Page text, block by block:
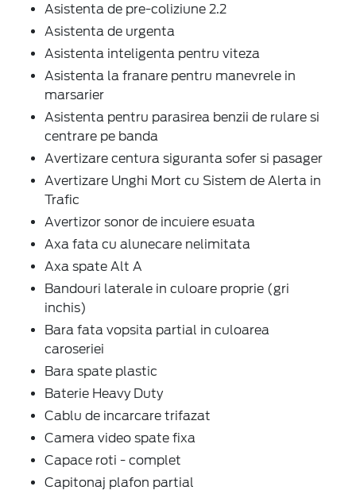
Asistenta de pre-coliziune 2.2
Asistenta de urgenta
Asistenta inteligenta pentru viteza
Asistenta la franare pentru manevrele in
marsarier
Asistenta pentru parasirea benzii de rulare si
centrare pe banda
Avertizare centura siguranta sofer si pasager
Avertizare Unghi Mort cu Sistem de Alerta in
Trafic
Avertizor sonor de incuiere esuata
Axa fata cu alunecare nelimitata
Axa spate Alt A
Bandouri laterale in culoare proprie (gri
inchis)
Bara fata vopsita partial in culoarea
caroseriei
Bara spate plastic
Baterie Heavy Duty
Cablu de incarcare trifazat
Camera video spate fixa
Capace roti - complet
Capitonaj plafon partial